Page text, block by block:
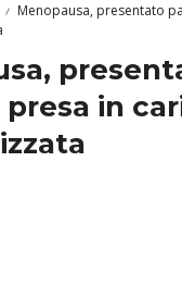
Menopausa, presentato
in